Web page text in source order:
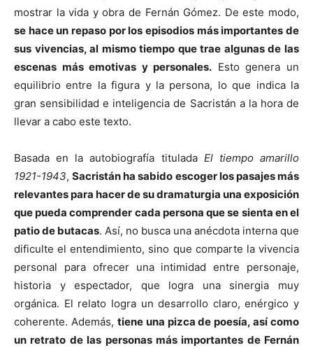
mostrar la vida y obra de Fernán Gómez. De este modo,
se hace un repaso por los episodios más importantes de
sus vivencias, al mismo tiempo que trae algunas de las
escenas más emotivas y personales. Esto genera un
equilibrio entre la figura y la persona, lo que indica la
gran sensibilidad e inteligencia de Sacristán a la hora de
llevar a cabo este texto.
Basada en la autobiografía titulada El tiempo amarillo
1921-1943,Sacristán ha sabido escoger los pasajes más
relevantes para hacer de su dramaturgia una exposición
que pueda comprender cada persona que se sienta en el
patio de butacas. Así, no busca una anécdota interna que
dificulte el entendimiento, sino que comparte la vivencia
personal para ofrecer una intimidad entre personaje,
historia y espectador, que logra una sinergia muy
orgánica. El relato logra un desarrollo claro, enérgico y
coherente. Además, tiene una pizca de poesía, así como
un retrato de las personas más importantes de Fernán